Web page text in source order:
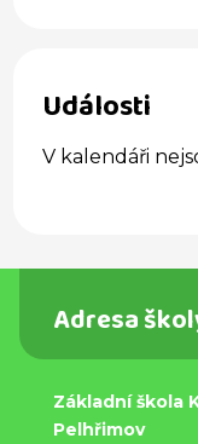
Události
V kalendáři
Adresa
Základní škola
Pelhřimov